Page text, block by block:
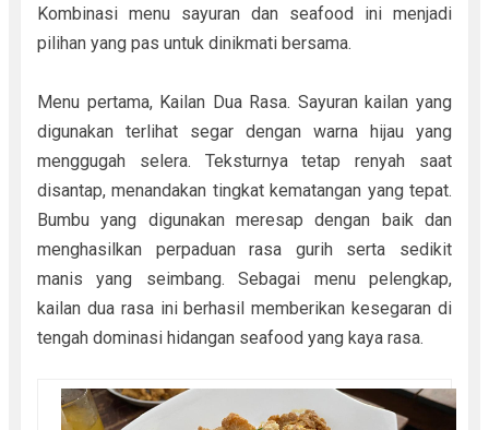
Kombinasi menu sayuran dan seafood ini menjadi
pilihan yang pas untuk dinikmati bersama.
Menu pertama, Kailan Dua Rasa. Sayuran kailan yang
digunakan terlihat segar dengan warna hijau yang
menggugah selera. Teksturnya tetap renyah saat
disantap, menandakan tingkat kematangan yang tepat.
Bumbu yang digunakan meresap dengan baik dan
menghasilkan perpaduan rasa gurih serta sedikit
manis yang seimbang. Sebagai menu pelengkap,
kailan dua rasa ini berhasil memberikan kesegaran di
tengah dominasi hidangan seafood yang kaya rasa.